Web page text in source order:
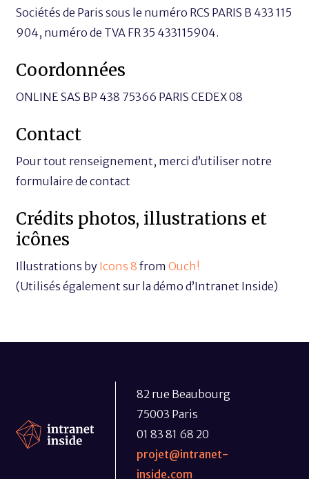
Sociétés de Paris sous le numéro RCS PARIS B 433 115
904, numéro de TVA FR 35 433115904.
Coordonnées
ONLINE SAS BP 438 75366 PARIS CEDEX 08
Contact
Pour tout renseignement, merci d’utiliser notre
formulaire de contact
Crédits photos, illustrations et
icônes
Illustrations by Icons 8 fromOuch!
(Utilisés également sur la démo d’Intranet Inside)
82 rue Beaubourg
75003 Paris
01 83 81 68 20
projet@intranet-
inside.com